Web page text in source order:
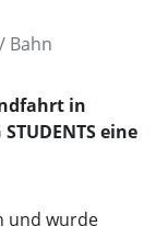
Bahn
in
eine
und wurde